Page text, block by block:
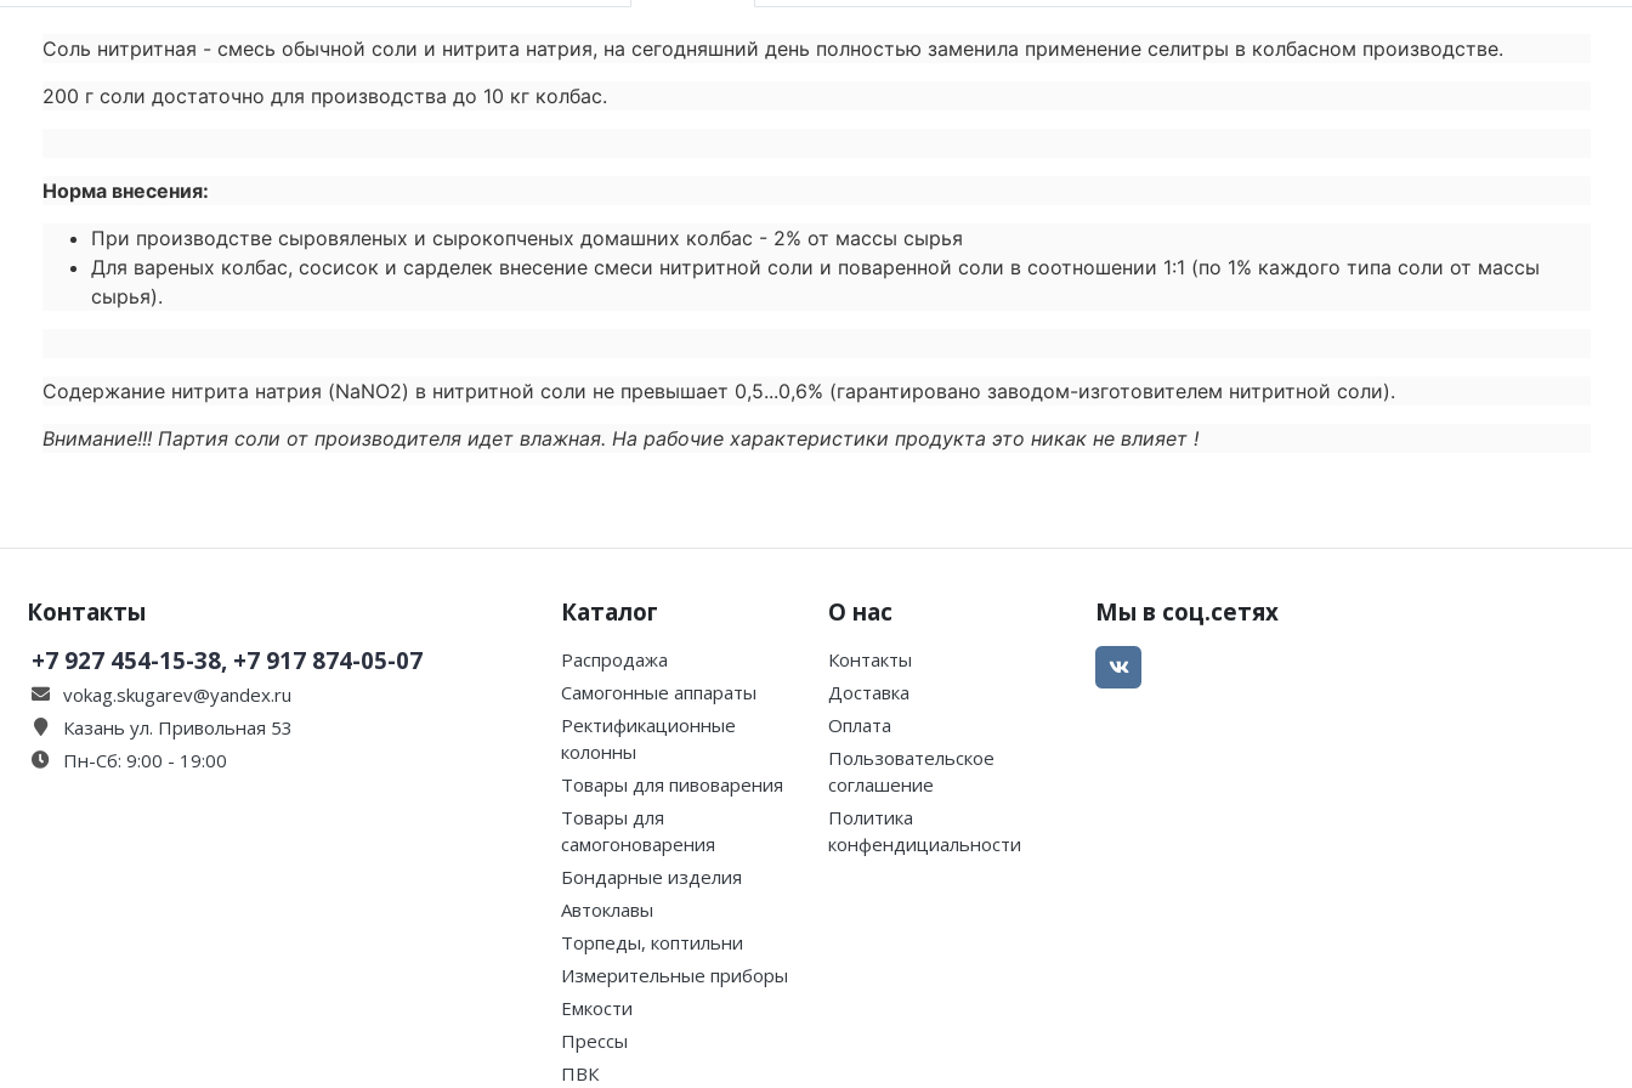
Соль нитритная - смесь обычной соли и нитрита натрия, на сегодняшний день полностью заменила применение селитры в колбасном производстве.
200 г соли достаточно для производства до 10 кг колбас.
Норма внесения:
При производстве сыровяленых и сырокопченых домашних колбас - 2% от массы сырья
Для вареных колбас, сосисок и сарделек внесение смеси нитритной соли и поваренной соли в соотношении 1:1 (по 1% каждого типа соли от массы
сырья).
Содержание нитрита натрия (NaNO2) в нитритной соли не превышает 0,5...0,6% (гарантировано заводом-изготовителем нитритной соли).
Внимание!!! Партия соли от производителя идет влажная. На рабочие характеристики продукта это никак не влияет !
Контакты
+7 927 454-15-38, +7 917 874-05-07
vokag.skugarev@yandex.ru
Казань ул. Привольная 53
Пн-Сб: 9:00 - 19:00
Каталог
Распродажа
Самогонные аппараты
Ректификационные
колонны
Товары для пивоварения
Товары для
самогоноварения
Бондарные изделия
Автоклавы
Торпеды, коптильни
Измерительные приборы
Емкости
Прессы
ПВК
О нас
Контакты
Доставка
Оплата
Пользовательское
соглашение
Политика
конфендициальности
Мы в соц.сетях